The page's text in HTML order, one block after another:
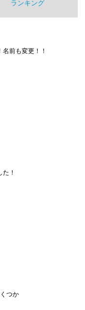
ランキング
前も変更！！
！
つか